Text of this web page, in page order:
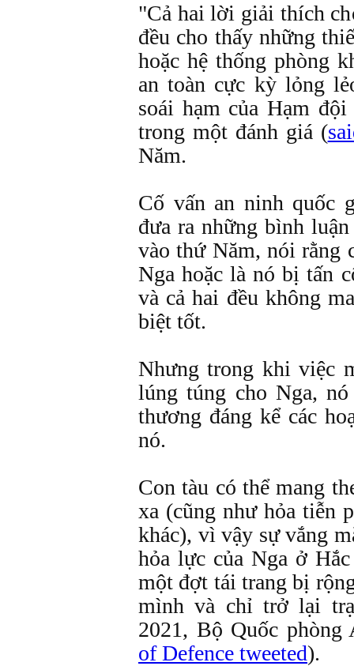
"Cả hai lời giải thích
đều cho thấy những
hoặc hệ thống phòng
an toàn cực kỳ lỏng
soái hạm của Hạm
trong một đánh giá (
Năm.
Cố vấn an ninh quốc
đưa ra những bình
vào thứ Năm, nói rằng
Nga hoặc là nó bị tấn
và cả hai đều không
biệt tốt.
Nhưng trong khi việc
lúng túng cho Nga,
thương đáng kể các
nó.
Con tàu có thể mang
xa (cũng như hỏa tiễn
khác), vì vậy sự vắng
hỏa lực của Nga ở
một đợt tái trang bị
mình và chỉ trở lại
2021, Bộ Quốc phòng
of Defence tweeted).